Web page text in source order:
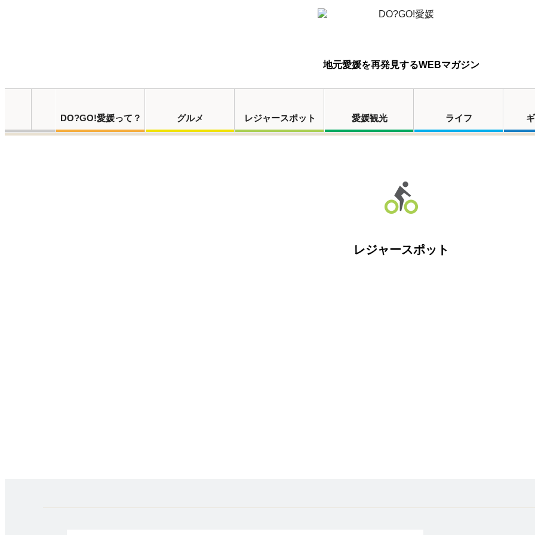
地元愛媛を再発見するWEBマガジン
DO?GO!愛媛って？ グルメ レジャースポット 愛媛観光 ライフ
レジャースポット